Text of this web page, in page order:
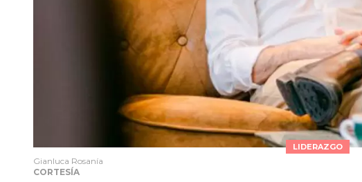
LIDERAZGO
Gianluca Rosanía
CORTESÍA